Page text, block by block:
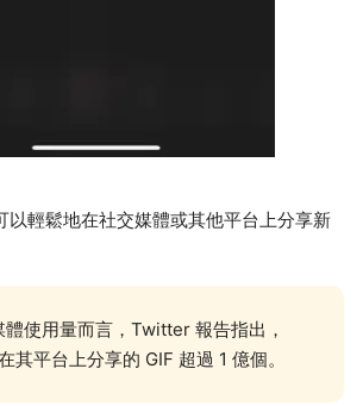
以輕鬆地在社交媒體或其他平台上分享新
體使用量而言，Twitter 報告指出，
其平台上分享的 GIF 超過 1 億個。